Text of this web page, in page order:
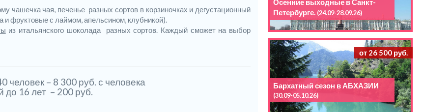
чашечка чая, печенье разных сортов в корзиночках и дегустационный
и фруктовые с лаймом, апельсином, клубникой).
из итальянского шоколада разных сортов. Каждый сможет на выбор
человек – 8 300 руб. с человека
до 16 лет – 200 руб.
Осенние выходные в Санкт-
Петербурге. (24.09-28.09.26)
от 26 500 руб.
Бархатный сезон в АБХАЗИИ
(30.09-05.10.26)